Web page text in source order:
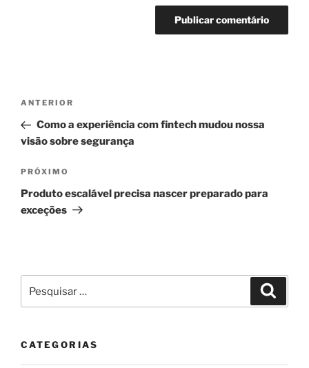
Navegação
Post
Post
anterior
ANTERIOR
Como a experiência com fintech mudou nossa
visão sobre segurança
Próximo
post
PRÓXIMO
Produto escalável precisa nascer preparado para
exceções
por:
CATEGORIAS